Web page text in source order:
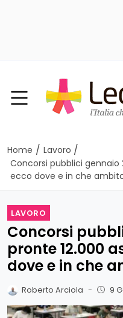
Home / Lavoro /
Concorsi pubblici gennaio
ecco dove e in che
LAVORO
Concorsi
pronte 12.000
dove e in che
Roberto Arciola - 9